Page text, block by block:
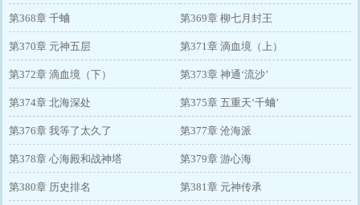
第368章 千蛐 第369章 柳七月封王
第370章 元神五层 第371章 滴血境（上）
第372章 滴血境（下） 第373章 神通‘流沙’
第374章 北海深处 第375章 五重天‘千蛐’
第376章 我等了太久了 第377章 沧海派
第378章 心海殿和战神塔 第379章 游心海
第380章 历史排名 第381章 元神传承